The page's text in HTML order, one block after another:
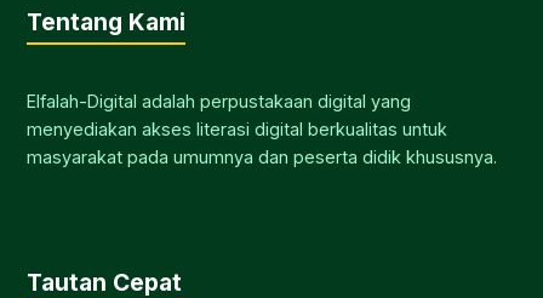
Tentang Kami
Elfalah-Digital adalah perpustakaan digital yang
menyediakan akses literasi digital berkualitas untuk
masyarakat pada umumnya dan peserta didik khususnya.
Tautan Cepat